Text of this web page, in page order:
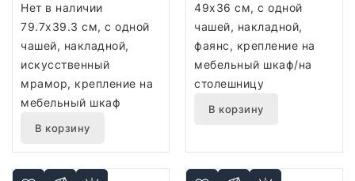
Нет в наличии
79.7x39.3 см, с одной
чашей, накладной,
искусственный
мрамор, крепление на
мебельный шкаф
В корзину
49x36 см, с одной
чашей, накладной,
фаянс, крепление на
мебельный шкаф/на
столешницу
В корзину